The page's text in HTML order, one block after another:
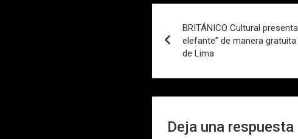
de
BRITÁNICO Cultural
elefante” de manera
de Lima
Deja una respuesta